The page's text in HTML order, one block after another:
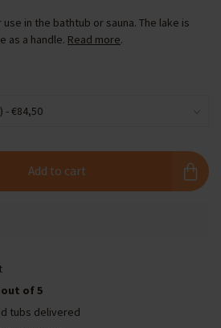
in the bathtub or sauna. The lake is
as a handle. Read more.
Add to cart
out of 5
tubs delivered